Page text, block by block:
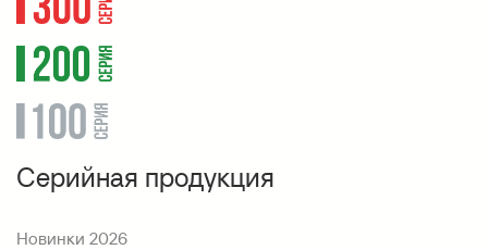
Серийная продукция
Новинки 2026